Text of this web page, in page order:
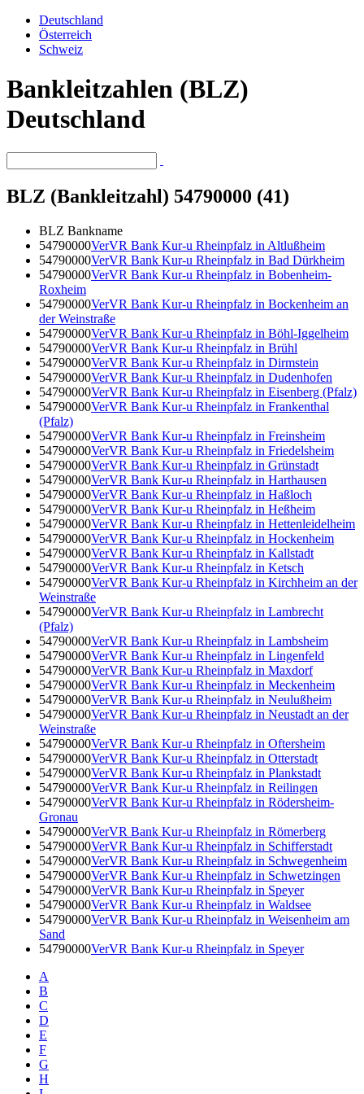
Deutschland
Österreich
Schweiz
Bankleitzahlen (BLZ)
Deutschland
BLZ (Bankleitzahl) 54790000 (41)
BLZ Bankname
54790000VerVR Bank Kur-u Rheinpfalz in Altlußheim
54790000VerVR Bank Kur-u Rheinpfalz in Bad Dürkheim
54790000VerVR Bank Kur-u Rheinpfalz in Bobenheim-
Roxheim
54790000VerVR Bank Kur-u Rheinpfalz in Bockenheim an
der Weinstraße
54790000VerVR Bank Kur-u Rheinpfalz in Böhl-Iggelheim
54790000VerVR Bank Kur-u Rheinpfalz in Brühl
54790000VerVR Bank Kur-u Rheinpfalz in Dirmstein
54790000VerVR Bank Kur-u Rheinpfalz in Dudenhofen
54790000VerVR Bank Kur-u Rheinpfalz in Eisenberg (Pfalz)
54790000VerVR Bank Kur-u Rheinpfalz in Frankenthal
(Pfalz)
54790000VerVR Bank Kur-u Rheinpfalz in Freinsheim
54790000VerVR Bank Kur-u Rheinpfalz in Friedelsheim
54790000VerVR Bank Kur-u Rheinpfalz in Grünstadt
54790000VerVR Bank Kur-u Rheinpfalz in Harthausen
54790000VerVR Bank Kur-u Rheinpfalz in Haßloch
54790000VerVR Bank Kur-u Rheinpfalz in Heßheim
54790000VerVR Bank Kur-u Rheinpfalz in Hettenleidelheim
54790000VerVR Bank Kur-u Rheinpfalz in Hockenheim
54790000VerVR Bank Kur-u Rheinpfalz in Kallstadt
54790000VerVR Bank Kur-u Rheinpfalz in Ketsch
54790000VerVR Bank Kur-u Rheinpfalz in Kirchheim an der
Weinstraße
54790000VerVR Bank Kur-u Rheinpfalz in Lambrecht
(Pfalz)
54790000VerVR Bank Kur-u Rheinpfalz in Lambsheim
54790000VerVR Bank Kur-u Rheinpfalz in Lingenfeld
54790000VerVR Bank Kur-u Rheinpfalz in Maxdorf
54790000VerVR Bank Kur-u Rheinpfalz in Meckenheim
54790000VerVR Bank Kur-u Rheinpfalz in Neulußheim
54790000VerVR Bank Kur-u Rheinpfalz in Neustadt an der
Weinstraße
54790000VerVR Bank Kur-u Rheinpfalz in Oftersheim
54790000VerVR Bank Kur-u Rheinpfalz in Otterstadt
54790000VerVR Bank Kur-u Rheinpfalz in Plankstadt
54790000VerVR Bank Kur-u Rheinpfalz in Reilingen
54790000VerVR Bank Kur-u Rheinpfalz in Rödersheim-
Gronau
54790000VerVR Bank Kur-u Rheinpfalz in Römerberg
54790000VerVR Bank Kur-u Rheinpfalz in Schifferstadt
54790000VerVR Bank Kur-u Rheinpfalz in Schwegenheim
54790000VerVR Bank Kur-u Rheinpfalz in Schwetzingen
54790000VerVR Bank Kur-u Rheinpfalz in Speyer
54790000VerVR Bank Kur-u Rheinpfalz in Waldsee
54790000VerVR Bank Kur-u Rheinpfalz in Weisenheim am
Sand
54790000VerVR Bank Kur-u Rheinpfalz in Speyer
A
B
C
D
E
F
G
H